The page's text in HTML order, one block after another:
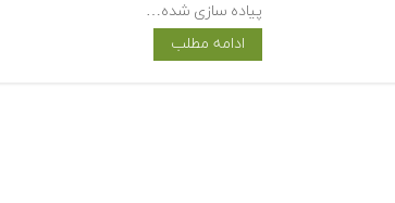
پیاده سازی شده…
ادامه مطلب